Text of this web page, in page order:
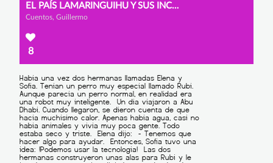
EL PAÍS LAMARINGUIHU Y SUS INCONVENIENTES
Cuentos, Guillermo
8